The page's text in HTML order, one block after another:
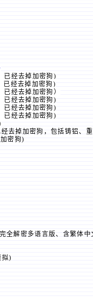
已经去掉加密狗)
已经去掉加密狗 )
已经去掉加密狗）
已经去掉加密狗 )
已经去掉加密狗 )
已经去掉加密狗 )
去掉加密狗，包括铸铝、
密狗)
解密多语言版、含繁体中
拟)